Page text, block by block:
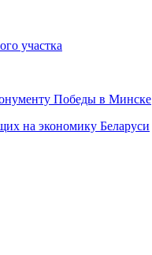
участка
Победы в Минске
на экономику Беларуси